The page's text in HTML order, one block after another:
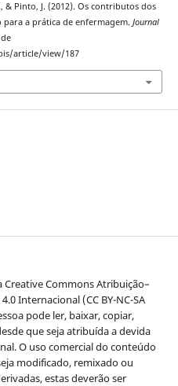
& Pinto, J. (2012). Os contributos dos
para a prática de enfermagem. Journal
article/view/187
Creative Commons Atribuição–
Internacional (CC BY-NC-SA
pode ler, baixar, copiar,
que seja atribuída a devida
O uso comercial do conteúdo
modificado, remixado ou
estas deverão ser